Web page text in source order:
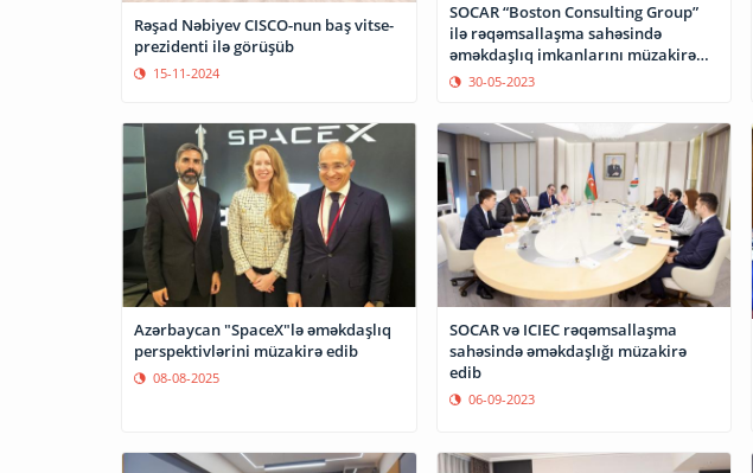
Rəşad Nəbiyev CISCO-nun baş vitse-
prezidenti ilə görüşüb
15-11-2024
SOCAR “Boston Consulting Group”
ilə rəqəmsallaşma sahəsində
əməkdaşlıq imkanlarını müzakirə
edib30-05-2023
Azərbaycan "SpaceX"lə əməkdaşlıq
perspektivlərini müzakirə edib
08-08-2025
SOCAR və ICIEC rəqəmsallaşma
sahəsində əməkdaşlığı müzakirə
edib
06-09-2023